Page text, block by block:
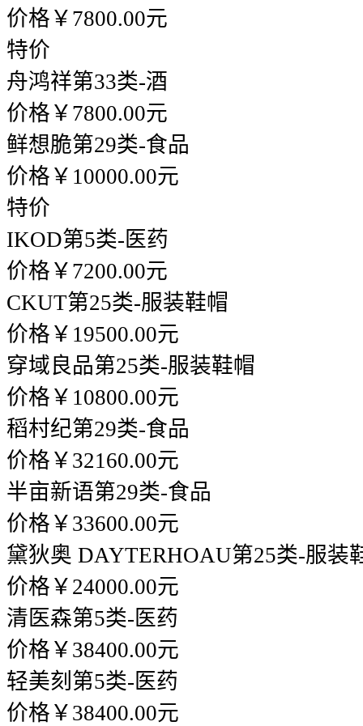
价格￥7800.00元
特价
舟鸿祥第33类-酒
价格￥7800.00元
鲜想脆第29类-食品
价格￥10000.00元
特价
IKOD第5类-医药
价格￥7200.00元
CKUT第25类-服装鞋帽
价格￥19500.00元
穿域良品第25类-服装鞋帽
价格￥10800.00元
稻村纪第29类-食品
价格￥32160.00元
半亩新语第29类-食品
价格￥33600.00元
黛狄奥 DAYTERHOAU第25类-服装
价格￥24000.00元
清医森第5类-医药
价格￥38400.00元
轻美刻 第5类-医药
价格￥38400.00元